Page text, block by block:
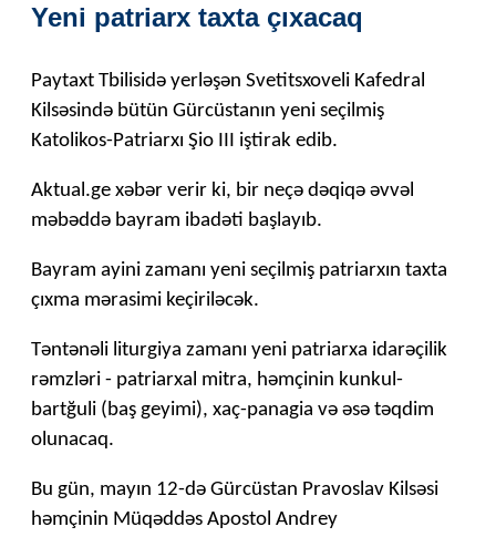
Yeni patriarx taxta çıxacaq
Paytaxt Tbilisidə yerləşən Svetitsxoveli Kafedral
Kilsəsində bütün Gürcüstanın yeni seçilmiş
Katolikos-Patriarxı Şio III iştirak edib.
Aktual.ge xəbər verir ki, bir neçə dəqiqə əvvəl
məbəddə bayram ibadəti başlayıb.
Bayram ayini zamanı yeni seçilmiş patriarxın taxta
çıxma mərasimi keçiriləcək.
Təntənəli liturgiya zamanı yeni patriarxa idarəçilik
rəmzləri - patriarxal mitra, həmçinin kunkul-
bartğuli (baş geyimi), xaç-panagia və əsə təqdim
olunacaq.
Bu gün, mayın 12-də Gürcüstan Pravoslav Kilsəsi
həmçinin Müqəddəs Apostol Andrey